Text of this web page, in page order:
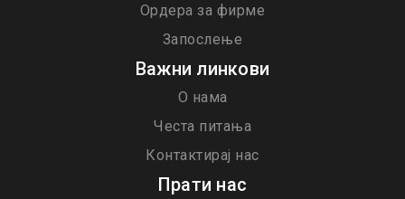
Ордера за фирме
Запослење
Важни линкови
О нама
Честа питања
Контактирај нас
Прати нас